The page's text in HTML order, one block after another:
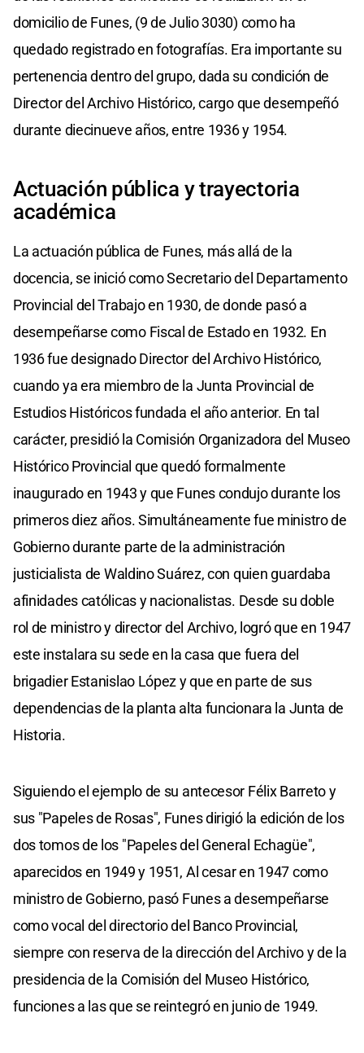
domicilio de Funes, (9 de Julio 3030) como ha
quedado registrado en fotografías. Era importante su
pertenencia dentro del grupo, dada su condición de
Director del Archivo Histórico, cargo que desempeñó
durante diecinueve años, entre 1936 y 1954.
Actuación pública y trayectoria
académica
La actuación pública de Funes, más allá de la
docencia, se inició como Secretario del Departamento
Provincial del Trabajo en 1930, de donde pasó a
desempeñarse como Fiscal de Estado en 1932. En
1936 fue designado Director del Archivo Histórico,
cuando ya era miembro de la Junta Provincial de
Estudios Históricos fundada el año anterior. En tal
carácter, presidió la Comisión Organizadora del Museo
Histórico Provincial que quedó formalmente
inaugurado en 1943 y que Funes condujo durante los
primeros diez años. Simultáneamente fue ministro de
Gobierno durante parte de la administración
justicialista de Waldino Suárez, con quien guardaba
afinidades católicas y nacionalistas. Desde su doble
rol de ministro y director del Archivo, logró que en 1947
este instalara su sede en la casa que fuera del
brigadier Estanislao López y que en parte de sus
dependencias de la planta alta funcionara la Junta de
Historia.
Siguiendo el ejemplo de su antecesor Félix Barreto y
sus "Papeles de Rosas", Funes dirigió la edición de los
dos tomos de los "Papeles del General Echagüe",
aparecidos en 1949 y 1951, Al cesar en 1947 como
ministro de Gobierno, pasó Funes a desempeñarse
como vocal del directorio del Banco Provincial,
siempre con reserva de la dirección del Archivo y de la
presidencia de la Comisión del Museo Histórico,
funciones a las que se reintegró en junio de 1949.